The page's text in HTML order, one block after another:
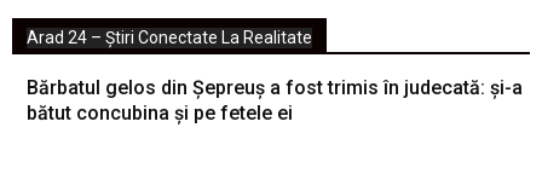
Arad 24 – Știri Conectate La Realitate
Bărbatul gelos din Șepreuș a fost trimis în judecată: și-a
bătut concubina și pe fetele ei